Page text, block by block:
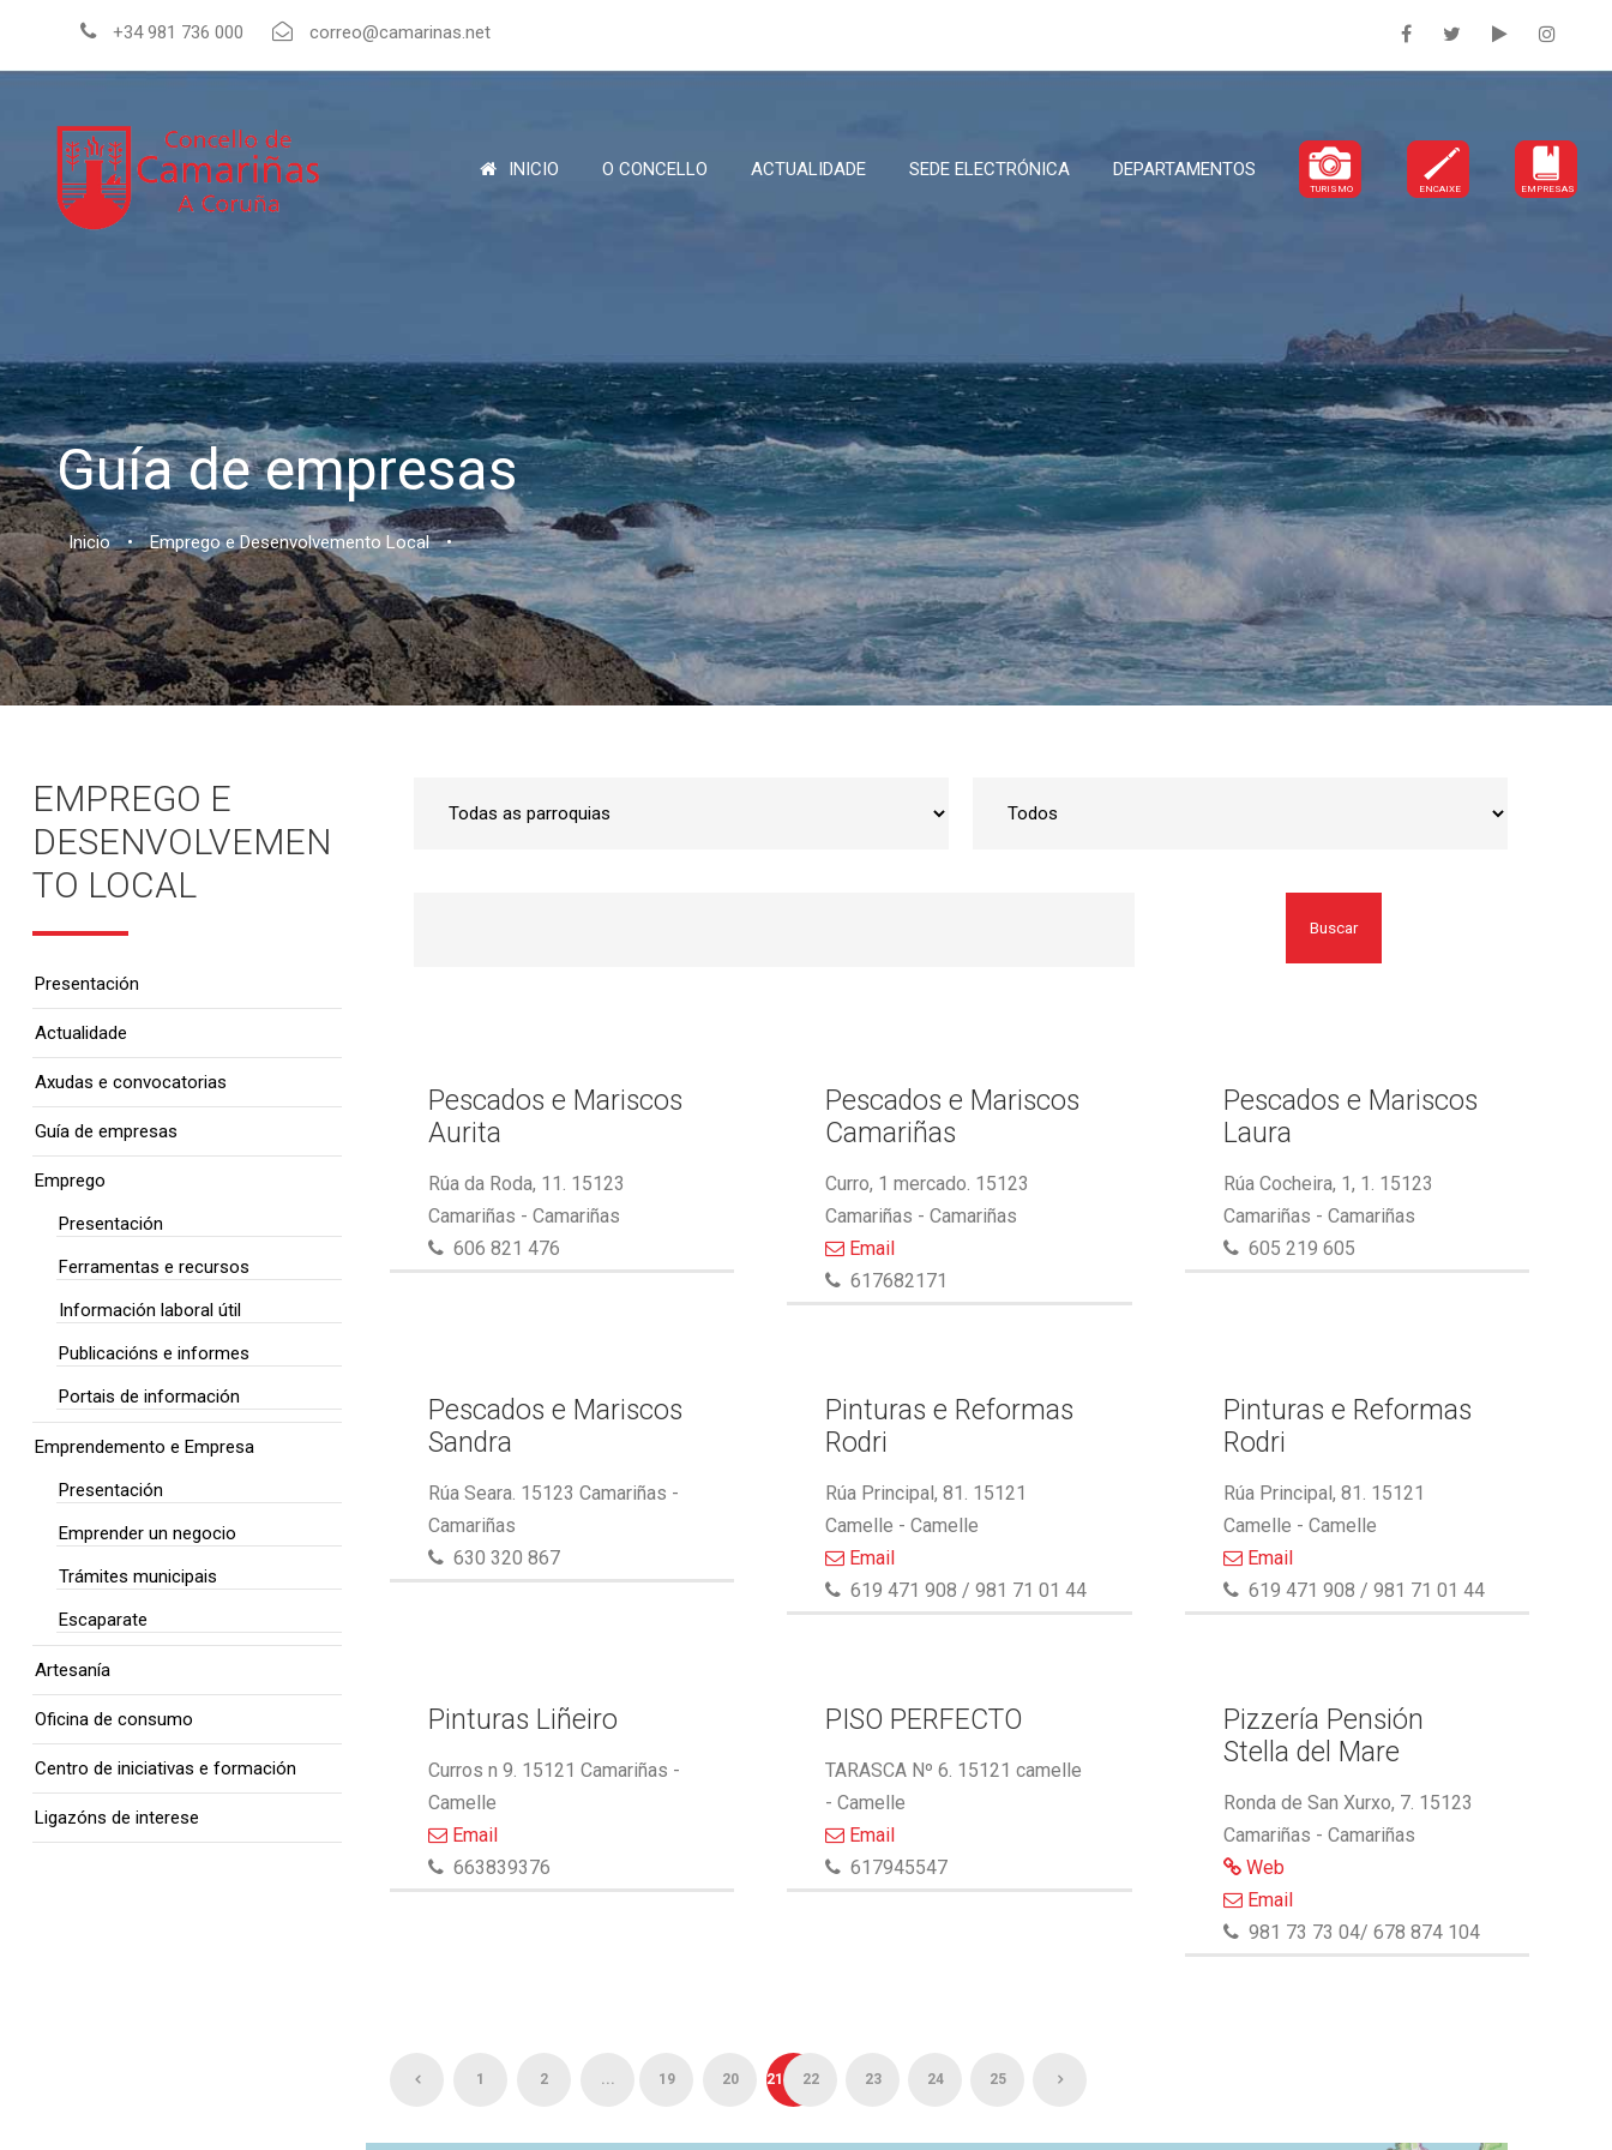
+34 981 736 000 correo@camarinas.net
INICIO O CONCELLO ACTUALIDADE SEDE ELECTRÓNICA DEPARTAMENTOS
TURISMO ENCAIXE EMPRESAS
Guía de empresas
Inicio • Emprego e Desenvolvemento Local •
Buscar
Pescados e Mariscos
Aurita
Rúa da Roda, 11. 15123
Camariñas - Camariñas
606 821 476
Pescados e Mariscos
Camariñas
Curro, 1 mercado. 15123
Camariñas - Camariñas
Email
617682171
Pescados e Mariscos
Laura
Rúa Cocheira, 1, 1. 15123
Camariñas - Camariñas
605 219 605
Pescados e Mariscos
Sandra
Rúa Seara. 15123 Camariñas -
Camariñas
630 320 867
Pinturas e Reformas
Rodri
Rúa Principal, 81. 15121
Camelle - Camelle
Email
619 471 908 / 981 71 01 44
Pinturas e Reformas
Rodri
Rúa Principal, 81. 15121
Camelle - Camelle
Email
619 471 908 / 981 71 01 44
Pinturas Liñeiro
Curros n 9. 15121 Camariñas -
Camelle
Email
663839376
PISO PERFECTO
TARASCA Nº 6. 15121 camelle
- Camelle
Email
617945547
Pizzería Pensión
Stella del Mare
Ronda de San Xurxo, 7. 15123
Camariñas - Camariñas
Web
Email
981 73 73 04/ 678 874 104
1 2 ... 19 20 21 22 23 24 25
EMPREGO E
DESENVOLVEMEN
TO LOCAL
Presentación
Actualidade
Axudas e convocatorias
Guía de empresas
Emprego
Presentación
Ferramentas e recursos
Información laboral útil
Publicacións e informes
Portais de información
Emprendemento e Empresa
Presentación
Emprender un negocio
Trámites municipais
Escaparate
Artesanía
Oficina de consumo
Centro de iniciativas e formación
Ligazóns de interese